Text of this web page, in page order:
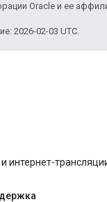
Oracle и ее
2026-02-03 UTC.
интернет-